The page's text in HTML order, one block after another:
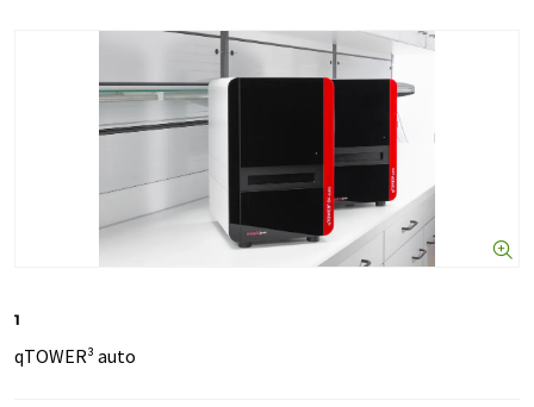
1
qTOWER³ auto